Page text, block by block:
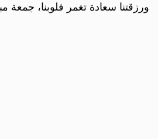
ورزقتنا سعادة تغمر فلوبنا، جمعة